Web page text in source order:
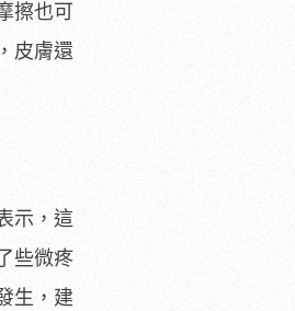
擦也可
皮膚還
示，這
些微疼
生，建